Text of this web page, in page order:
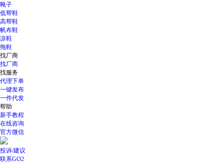
靴子
低帮鞋
高帮鞋
帆布鞋
凉鞋
拖鞋
找厂商
找厂商
找服务
代理下单
一键发布
一件代发
帮助
新手教程
在线咨询
官方微信
投诉/建议
联系GO2